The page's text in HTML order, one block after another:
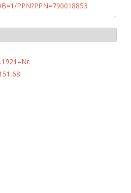
PPN?PPN=790018853